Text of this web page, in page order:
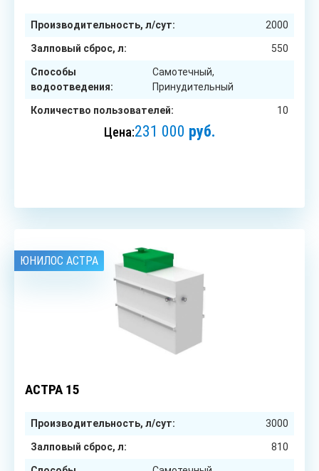
Производительность, л/сут: 2000
Залповый сброс, л: 550
Способы
водоотведения:
Самотечный,
Принудительный
Количество пользователей: 10
Цена:231 000 руб.
ЮНИЛОС АСТРА
АСТРА 15
Производительность, л/сут: 3000
Залповый сброс, л: 810